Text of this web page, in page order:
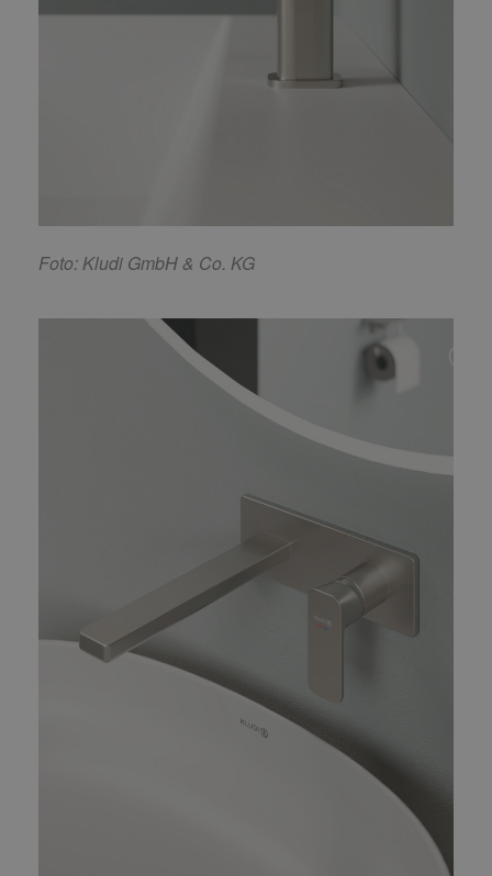
Foto: Kludi GmbH & Co. KG